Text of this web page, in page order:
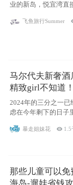
业的新岛，悦宜湾直
飞鱼旅行Summer
马尔代夫新奢
精致girl不知道！
2024年的三分之一
虑在今年剩下的日子
暴走姐妹花  1.5
那些儿童可以